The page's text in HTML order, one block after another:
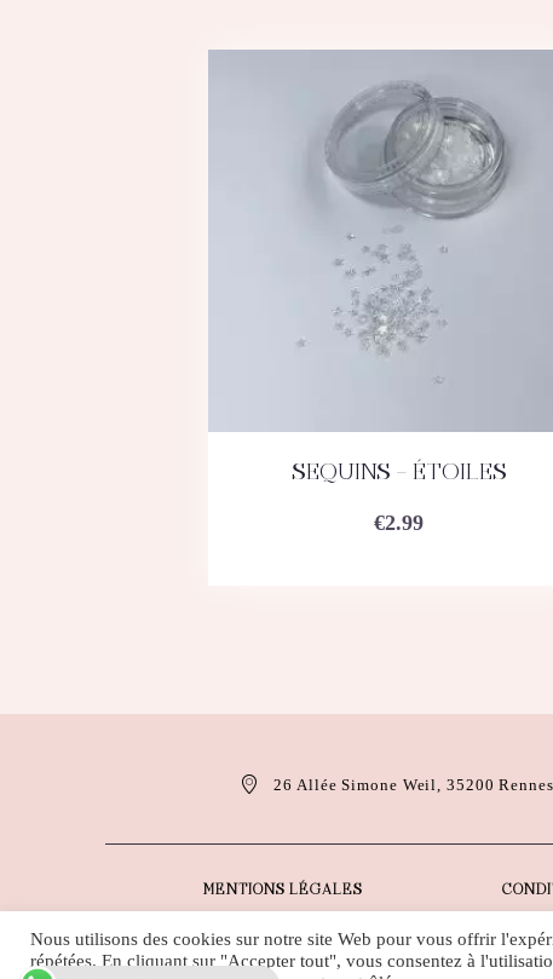
ACHETEZ DÉTAILS
SEQUINS – ÉTOILES
€2.99
26 Allée Simone Weil, 35200 Rennes
MENTIONS LÉGALES
Nous utilisons des cookies sur notre site Web pour vous offrir
répétées. En cliquant sur "Accepter tout", vous consentez à